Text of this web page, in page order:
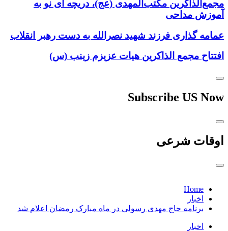
مجمع‌الذاکرین مکتب‌المهدی (عج)، دریچه ای نو به
آموزش مداحی
عمامه گذاری فرزند شهید نصرالله به دست رهبر انقلاب
افتتاح مجمع الذاکرین هیات عزیزم زینب (س)
Subscribe US Now
اوقات شرعی
Home
اخبار
برنامه حاج مهدی رسولی در ماه مبارک رمضان اعلام شد
اخبار